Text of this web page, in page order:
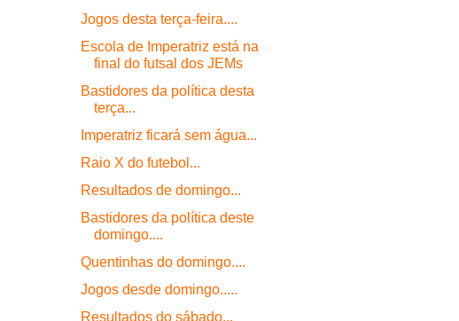
Jogos desta terça-feira....
Escola de Imperatriz está na
final do futsal dos JEMs
Bastidores da política desta
terça...
Imperatriz ficará sem água...
Raio X do futebol...
Resultados de domingo...
Bastidores da política deste
domingo....
Quentinhas do domingo....
Jogos desde domingo.....
Resultados do sábado...